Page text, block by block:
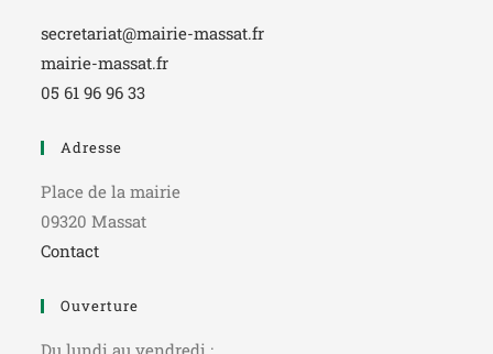
secretariat@mairie-massat.fr
mairie-massat.fr
05 61 96 96 33
Adresse
Place de la mairie
09320 Massat
Contact
Ouverture
Du lundi au vendredi :